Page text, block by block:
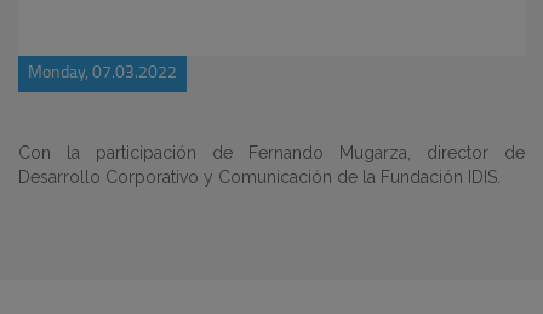
Monday, 07.03.2022
Con la participación de Fernando Mugarza, director de
Desarrollo Corporativo y Comunicación de la Fundación IDIS.